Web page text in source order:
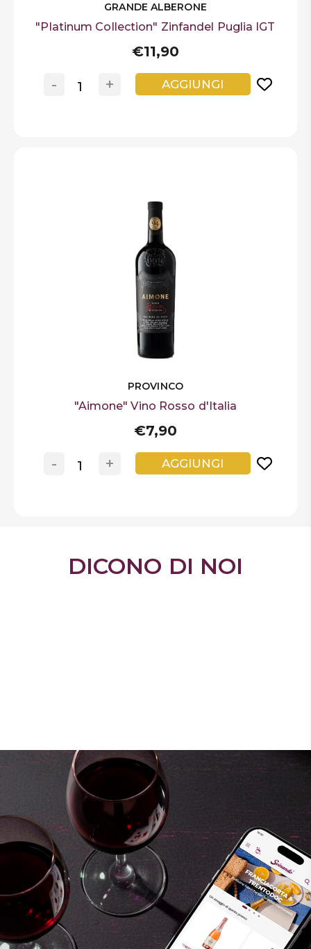
GRANDE ALBERONE
"Platinum Collection" Zinfandel Puglia IGT
€11,90
+
- AGGIUNGI
PROVINCO
"Aimone" Vino Rosso d'Italia
€7,90
+
- AGGIUNGI
DICONO DI NOI